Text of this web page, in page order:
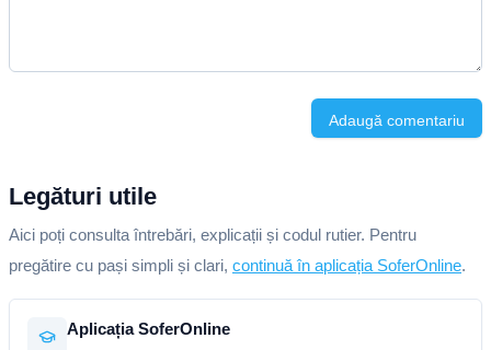
Adaugă comentariu
Legături utile
Aici poți consulta întrebări, explicații și codul rutier. Pentru
pregătire cu pași simpli și clari, continuă în aplicația SoferOnline.
Aplicația SoferOnline